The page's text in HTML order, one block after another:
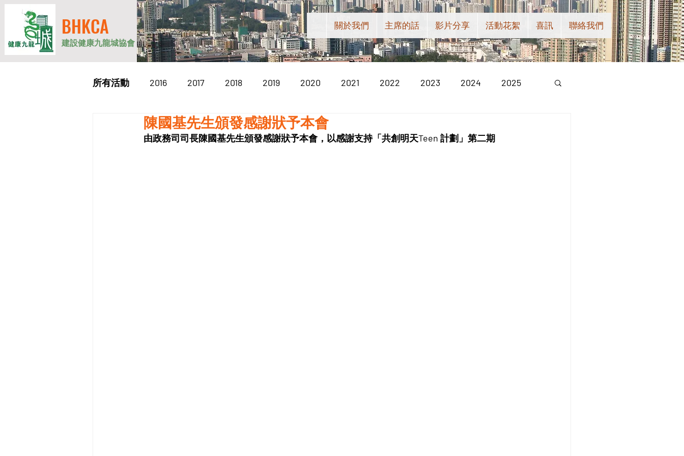
BHKCA
建設健康九龍城協會
關於我們 主席的話 影片分享 活動花絮 喜訊 聯絡我們
所有活動 2016 2017 2018 2019 2020 2021 2022 2023 2024 2025
陳國基先生頒發感謝狀予本會
由政務司司長陳國基先生頒發感謝狀予本會，以感謝支持「共創明天Teen 計劃」第二期